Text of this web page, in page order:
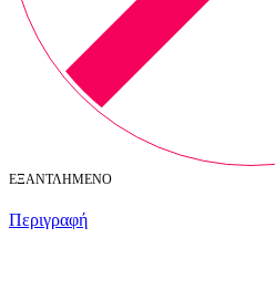
ΕΞΑΝΤΛΗΜΈΝΟ
Περιγραφή